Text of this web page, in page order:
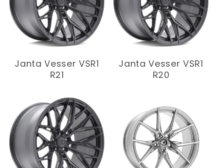
Janta Vesser VSR1
R21
Janta Vesser VSR1
R20